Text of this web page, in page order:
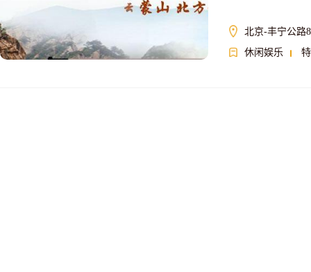
北京-丰宁公路
休闲娱乐